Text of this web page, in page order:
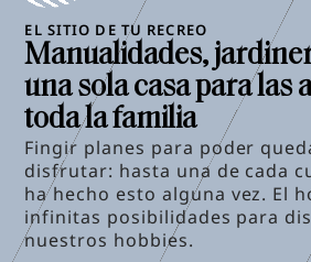
EL SITIO DE TU RECREO
Manualidades,
una sola casa para las
toda la familia
Fingir planes para poder
disfrutar: hasta una de cada
ha hecho esto alguna vez. El
infinitas posibilidades para
nuestros hobbies.